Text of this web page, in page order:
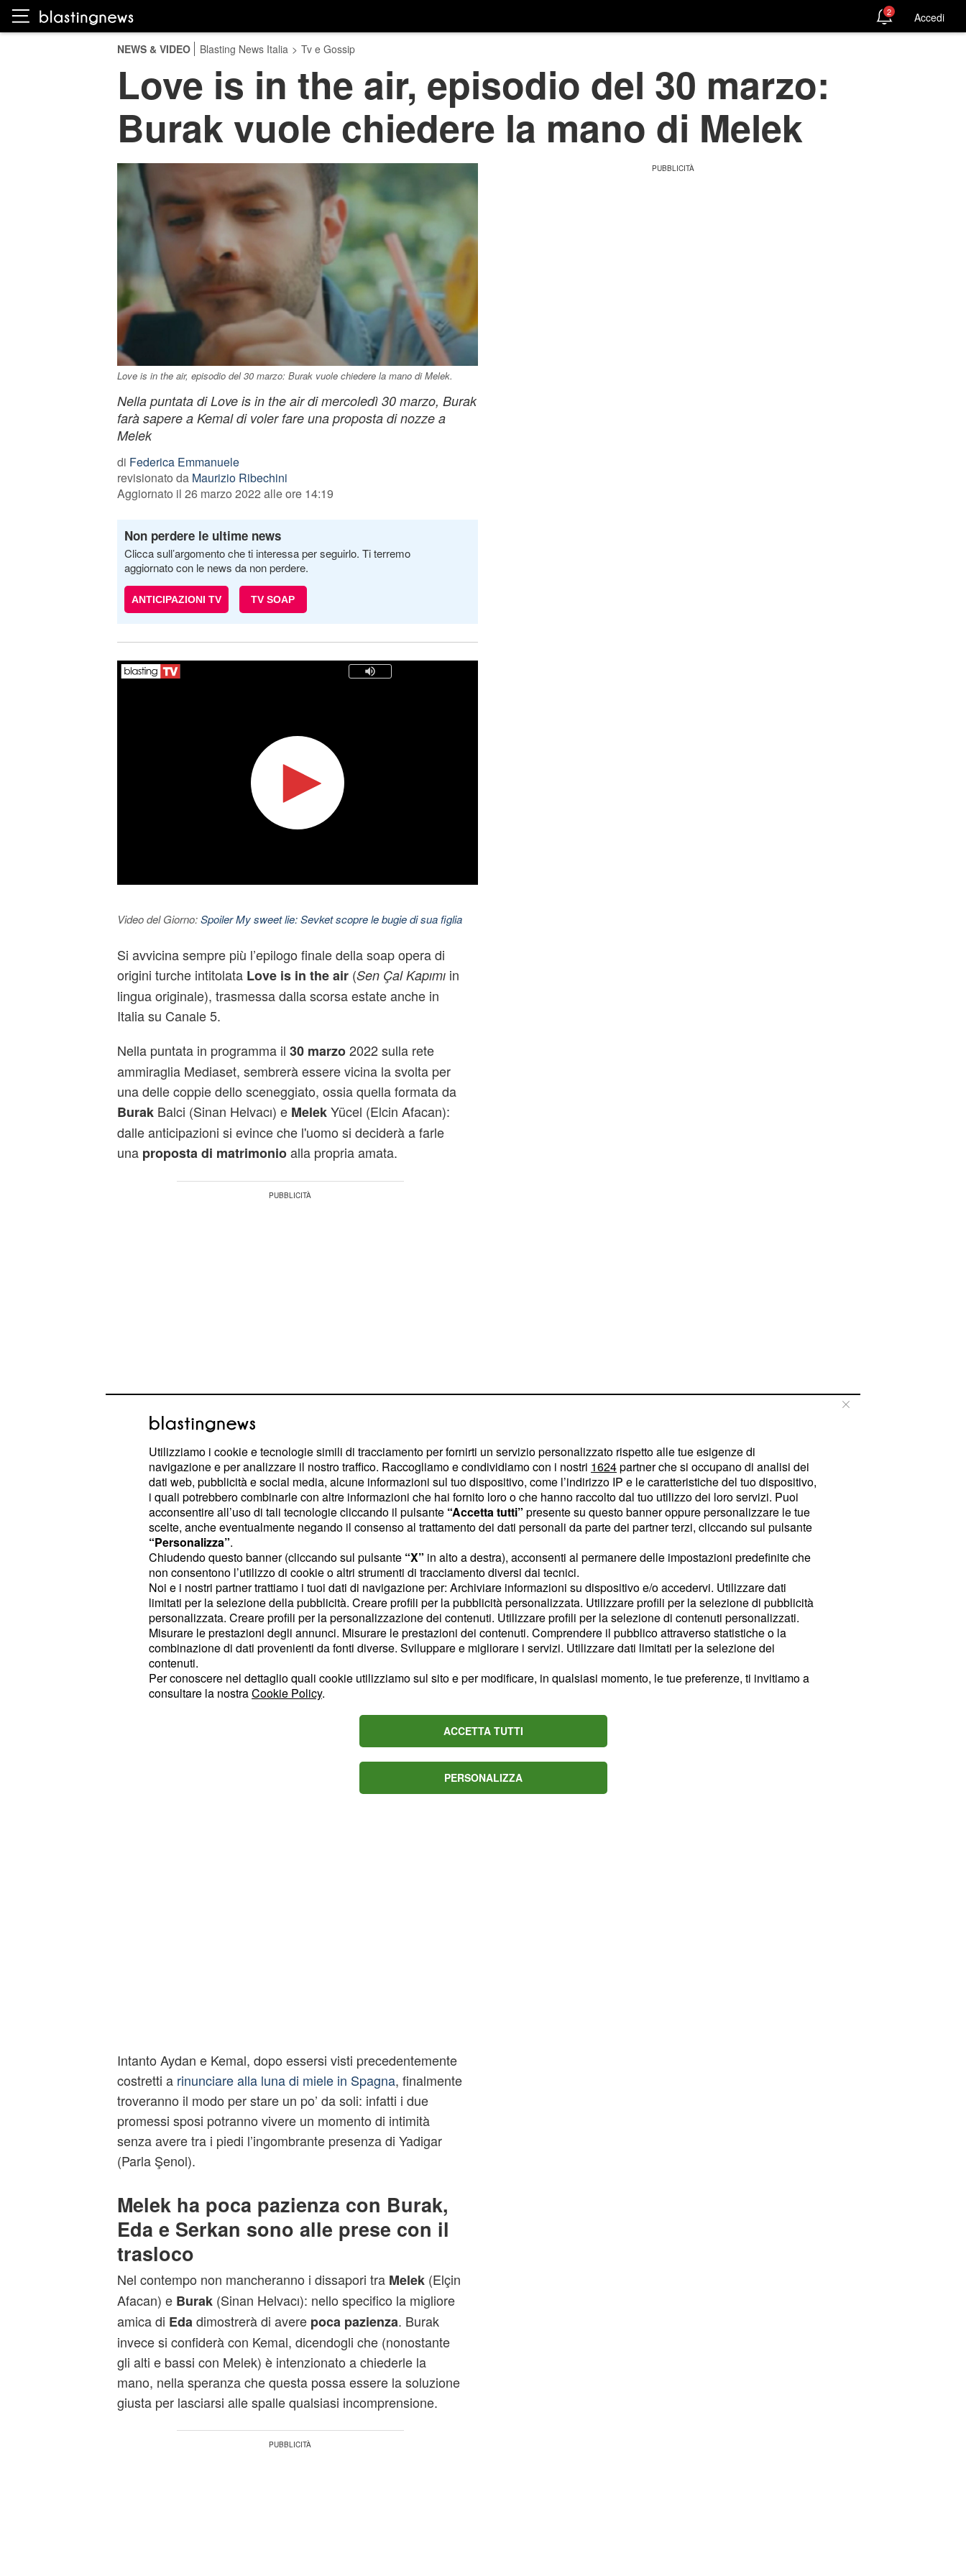
2 Accedi
NEWS & VIDEO Blasting News Italia > Tv e Gossip
Love is in the air, episodio del 30 marzo:
Burak vuole chiedere la mano di Melek
Love is in the air, episodio del 30 marzo: Burak vuole chiedere la mano di Melek.
Nella puntata di Love is in the air di mercoledì 30 marzo, Burak
farà sapere a Kemal di voler fare una proposta di nozze a
Melek
di Federica Emmanuele
revisionato da Maurizio Ribechini
Aggiornato il 26 marzo 2022 alle ore 14:19
Non perdere le ultime news
Clicca sull’argomento che ti interessa per seguirlo. Ti terremo
aggiornato con le news da non perdere.
ANTICIPAZIONI TV TV SOAP
Video del Giorno:Spoiler My sweet lie: Sevket scopre le bugie di sua figlia
Si avvicina sempre più l’epilogo finale della soap opera di
origini turche intitolata Love is in the air(Sen Çal Kapımıin
lingua originale), trasmessa dalla scorsa estate anche in
Italia su Canale 5.
Nella puntata in programma il 30 marzo2022 sulla rete
ammiraglia Mediaset, sembrerà essere vicina la svolta per
una delle coppie dello sceneggiato, ossia quella formata da
BurakBalci (Sinan Helvacı) e MelekYücel (Elcin Afacan):
dalle anticipazioni si evince che l'uomo si deciderà a farle
una proposta di matrimonioalla propria amata.
Anticipazioni Love is in the air sulla
puntata del 30 marzo: Piril non
rinuncia a un nuovo progetto
Gli spoiler del 230° episodio, che andrà in onda su Canale 5
nel pomeriggio di mercoledì 30 marzo, l’annuncio di Aydan
(Neslihan Yeldan) e Kemal (Sinan Albayrak) di voler
convolare a nozze sarà seguito da quello di Serkan (Kerem
Bürsin), che avrà una novità da condividere con i soci in
ufficio.
In particolare il giovane imprenditore sarà alle prese con un
nuovo progettoe non passerà di certo inosservata la
determinazione diPiril(Başak Gümülcinelioğlu), la quale
per nessuna ragione. Quest’ultima
non mollerà la presa e non cambierà idea neanche quando
suo marito Engin (Anıl İlter) farà tutto il possibile per
Intanto Aydan e Kemal, dopo essersi visti precedentemente
costretti a rinunciare alla luna di miele in Spagna, finalmente
troveranno il modo per stare un po’ da soli: infatti i due
promessi sposi potranno vivere un momento di intimità
senza avere tra i piedi l’ingombrante presenza di Yadigar
(Parla Şenol).
Melek ha poca pazienza con Burak,
Eda e Serkan sono alle prese con il
trasloco
Nel contempo non mancheranno i dissapori tra Melek(Elçin
Afacan) e Burak(Sinan Helvacı): nello specifico la migliore
amica di Eda dimostrerà di avere poca pazienza. Burak
invece si confiderà con Kemal, dicendogli che (nonostante
gli alti e bassi con Melek) è intenzionato a chiederle la
mano, nella speranza che questa possa essere la soluzione
giusta per lasciarsi alle spalle qualsiasi incomprensione.
Utilizziamo i cookie e tecnologie simili di tracciamento per fornirti un servizio personalizzato rispetto alle tue esigenze di
navigazione e per analizzare il nostro traffico. Raccogliamo e condividiamo con i nostri 1624partner che si occupano di analisi dei
dati web, pubblicità e social media, alcune informazioni sul tuo dispositivo, come l’indirizzo IP e le caratteristiche del tuo dispositivo,
i quali potrebbero combinarle con altre informazioni che hai fornito loro o che hanno raccolto dal tuo utilizzo dei loro servizi. Puoi
acconsentire all’uso di tali tecnologie cliccando il pulsante “Accetta tutti” presente su questo banner oppure personalizzare le tue
scelte, anche eventualmente negando il consenso al trattamento dei dati personali da parte dei partner terzi, cliccando sul pulsante
“Personalizza”.
Chiudendo questo banner (cliccando sul pulsante “X” in alto a destra), acconsenti al permanere delle impostazioni predefinite che
non consentono l’utilizzo di cookie o altri strumenti di tracciamento diversi dai tecnici.
Noi e i nostri partner trattiamo i tuoi dati di navigazione per: Archiviare informazioni su dispositivo e/o accedervi. Utilizzare dati
limitati per la selezione della pubblicità. Creare profili per la pubblicità personalizzata. Utilizzare profili per la selezione di pubblicità
personalizzata. Creare profili per la personalizzazione dei contenuti. Utilizzare profili per la selezione di contenuti personalizzati.
Misurare le prestazioni degli annunci. Misurare le prestazioni dei contenuti. Comprendere il pubblico attraverso statistiche o la
combinazione di dati provenienti da fonti diverse. Sviluppare e migliorare i servizi. Utilizzare dati limitati per la selezione dei
contenuti.
Per conoscere nel dettaglio quali cookie utilizziamo sul sito e per modificare, in qualsiasi momento, le tue preferenze, ti invitiamo a
consultare la nostraCookie Policy.
ACCETTA TUTTI
PERSONALIZZA